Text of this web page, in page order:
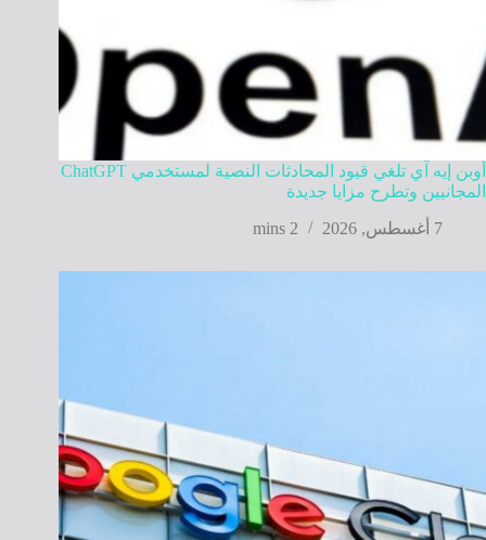
أوبن إيه آي تلغي قيود المحادثات النصية لمستخدمي ChatGPT
المجانيين وتطرح مزايا جديدة
7 أغسطس, 2026
2 mins